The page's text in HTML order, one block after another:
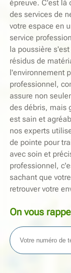
épreuve. C'est là
des services de
votre espace en
service
la poussière
résidus de
l'environnement
professionnel,
assure non
des débris, mais
est sain et
nos experts
de pointe pour
avec soin et
professionnel,
sachant que
retrouver votre
On vous